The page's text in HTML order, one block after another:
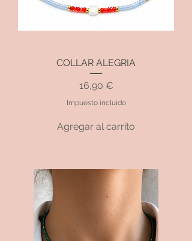
COLLAR ALEGRIA
Precio
16,90 €
Impuesto incluido
Agregar al carrito